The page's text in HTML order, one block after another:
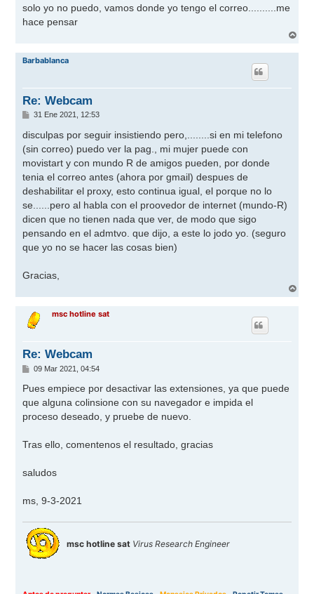
solo yo no puedo, vamos donde yo tengo el correo..........me
hace pensar
r
Barbablanca
Re: Webcam
M
n
a
j
e
31 Ene 2021, 12:53
disculpas por seguir insistiendo pero,........si en mi telefono
(sin correo) puedo ver la pag., mi mujer puede con
movistart y con mundo R de amigos pueden, por donde
tenia el correo antes (ahora por gmail) despues de
deshabilitar el proxy, esto continua igual, el porque no lo
se......pero al habla con el proovedor de internet (mundo-R)
dicen que no tienen nada que ver, de modo que sigo
pensando en el admtvo. que dijo, a este lo jodo yo. (seguro
que yo no se hacer las cosas bien)
Gracias,
r
msc hotline sat
Re: Webcam
M
n
a
j
e
09 Mar 2021, 04:54
Pues empiece por desactivar las extensiones, ya que puede
que alguna colinsione con su navegador e impida el
proceso deseado, y pruebe de nuevo.
Tras ello, comentenos el resultado, gracias
saludos
ms, 9-3-2021
msc hotline sat Virus Research Engineer